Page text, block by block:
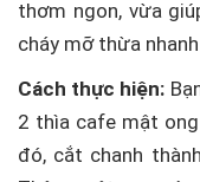
thơm ngon, vừa
cháy mỡ thừa
Cách thực hiện:
2 thìa cafe mật
đó, cắt chanh